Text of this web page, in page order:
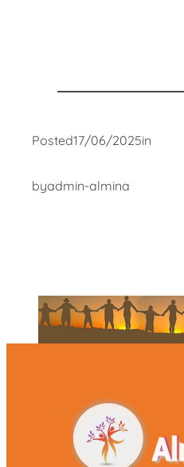
Posted17/06/2025in
byadmin-almina